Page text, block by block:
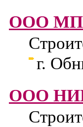
ООО
г.
ООО